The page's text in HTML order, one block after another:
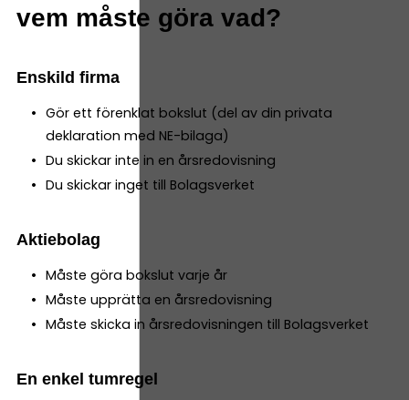
vem måste göra vad?
Enskild firma
Gör ett förenklat bokslut (del av din privata
deklaration med NE-bilaga)
Du skickar inte in en årsredovisning
Du skickar inget till Bolagsverket
Aktiebolag
Måste göra bokslut varje år
Måste upprätta en årsredovisning
Måste skicka in årsredovisningen till Bolagsverket
En enkel tumregel